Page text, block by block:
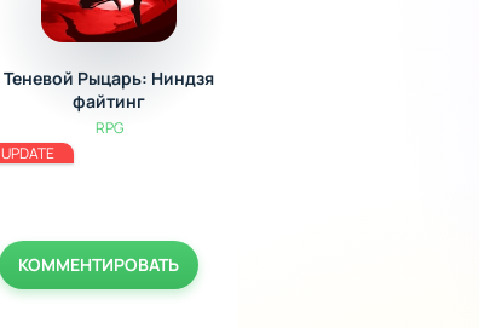
Теневой Рыцарь: Ниндзя
файтинг
RPG
UPDATE
КОММЕНТИРОВАТЬ